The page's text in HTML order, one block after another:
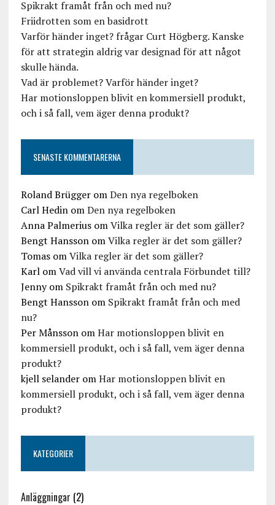
Spikrakt framåt från och med nu?
Friidrotten som en basidrott
Varför händer inget? frågar Curt Högberg. Kanske
för att strategin aldrig var designad för att något
skulle hända.
Vad är problemet? Varför händer inget?
Har motionsloppen blivit en kommersiell produkt,
och i så fall, vem äger denna produkt?
SENASTE KOMMENTARERNA
Roland BrüggeromDen nya regelboken
Carl HedinomDen nya regelboken
Anna PalmeriusomVilka regler är det som gäller?
Bengt HanssonomVilka regler är det som gäller?
TomasomVilka regler är det som gäller?
KarlomVad vill vi använda centrala Förbundet till?
Jennyom Spikrakt framåt från och med nu?
Bengt Hanssonom Spikrakt framåt från och med
nu?
Per MånssonomHar motionsloppen blivit en
kommersiell produkt, och i så fall, vem äger denna
produkt?
kjell selanderomHar motionsloppen blivit en
kommersiell produkt, och i så fall, vem äger denna
produkt?
KATEGORIER
Anläggningar (2)